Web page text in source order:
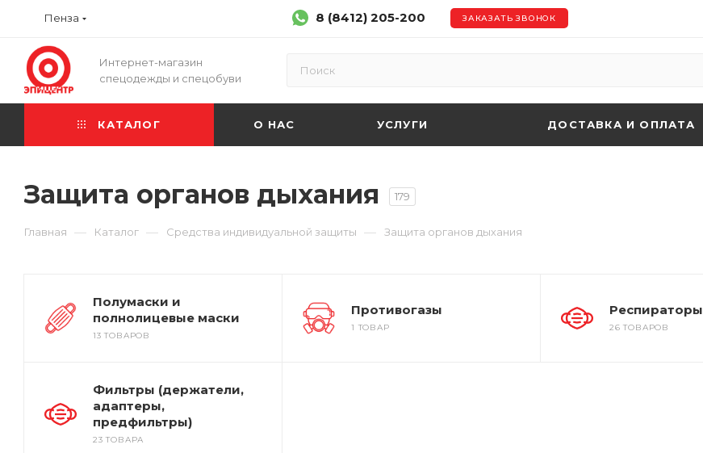
Пенза 8 (8412) 205-200 ЗАКАЗАТЬ ЗВОНОК
Интернет-магазин
спецодежды и спецобуви
КАТАЛОГ О НАС УСЛУГИ ДОСТАВКА И ОПЛАТА
Защита органов дыхания 179
Главная — Каталог — Средства индивидуальной защиты — Защита органов дыхания
Полумаски и
полнолицевые маски
13 ТОВАРОВ
Противогазы
1 ТОВАР
Респираторы
26 ТОВАРОВ
Фильтры (держатели,
адаптеры,
предфильтры)
23 ТОВАРА